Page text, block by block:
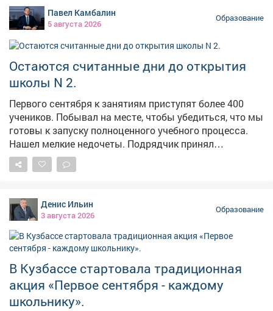
Павел Камбалин
5 августа 2026
Образование
Остаются считанные дни до открытия
школы N 2.
Первого сентября к занятиям приступят более 400
учеников. Побывал на месте, чтобы убедиться, что мы
готовы к запуску полноценного учебного процесса.
Нашел мелкие недочеты. Подрядчик принял
замечания к сведению. К моменту торжественного
открытия все исправят. На этой неделе приступаем к
оборудование в столовой. Оно уже подключено и
готово к эксплуатации. Учителя переезжают и
обустраивают классы. Напомню, новая современная
школа оснащена большими актовым и спортивным
залами, уютной библиотекой, классами для ИЗО и
танцев. Совсем скоро здесь начнется школьная
жизнь.
Денис Ильин
3 августа 2026
Образование
В Кузбассе стартовала традиционная
акция «Первое сентября - каждому
школьнику».